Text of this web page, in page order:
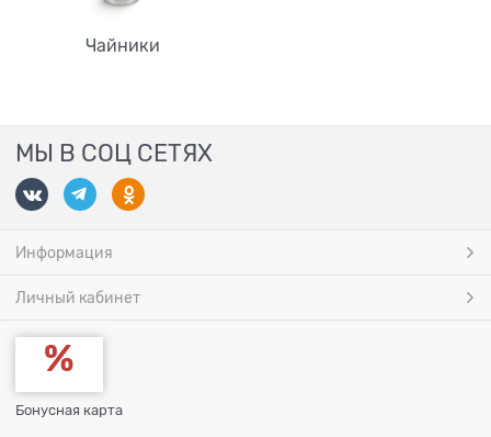
Чайники
МЫ В СОЦ СЕТЯХ
Информация
Личный кабинет
Бонусная карта